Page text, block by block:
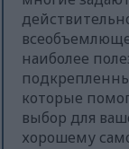
наиболее
которые
выбор для
хорошему